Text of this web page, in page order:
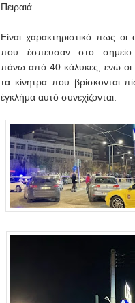
Πειραιά.
Είναι χαρακτηριστικό πως οι
που έσπευσαν στο σημείο
πάνω από 40 κάλυκες, ενώ οι
τα κίνητρα που βρίσκονται
έγκλήμα αυτό συνεχίζονται.